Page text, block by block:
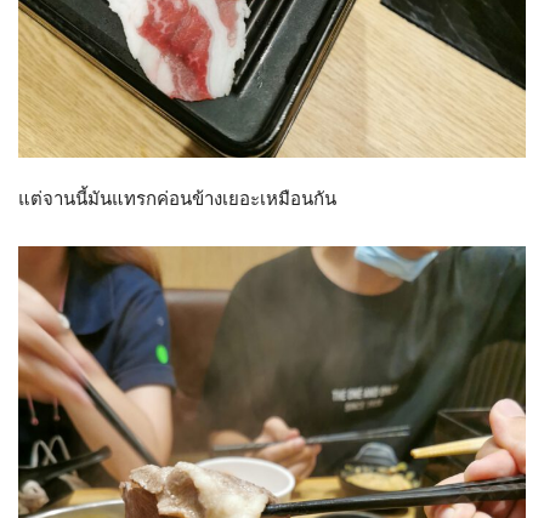
แต่จานนี้มันแทรกค่อนข้างเยอะเหมือนกัน